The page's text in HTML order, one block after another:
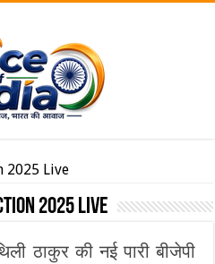
2025 Live
2025 Live
ठाकुर की नई पारी बीजेपी